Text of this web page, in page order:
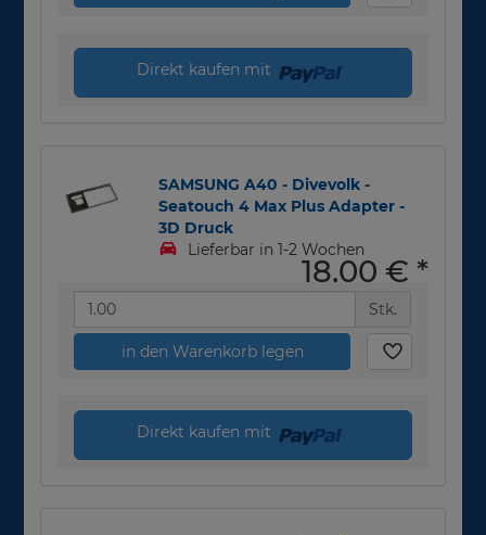
Direkt kaufen mit
SAMSUNG A40 - Divevolk -
Seatouch 4 Max Plus Adapter -
3D Druck
Lieferbar in 1-2 Wochen
18,00 € *
Stk.
in den Warenkorb legen
Direkt kaufen mit